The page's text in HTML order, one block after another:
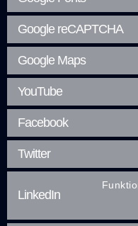
Google reCAPTCHA
Google Maps
YouTube
Facebook
Twitter
LinkedIn